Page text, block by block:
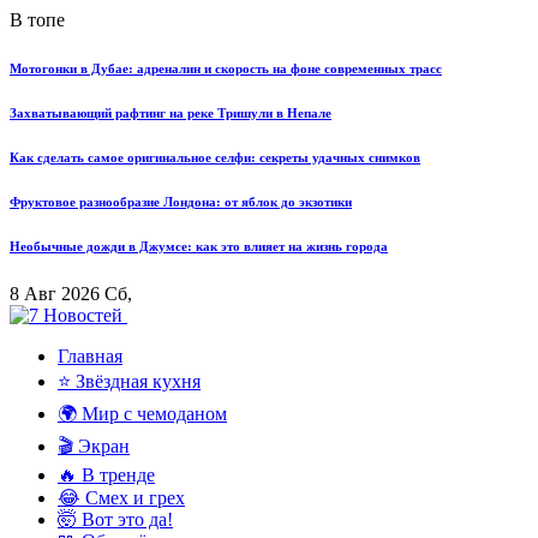
В топе
Мотогонки в Дубае: адреналин и скорость на фоне современных трасс
Захватывающий рафтинг на реке Тришули в Непале
Как сделать самое оригинальное селфи: секреты удачных снимков
Фруктовое разнообразие Лондона: от яблок до экзотики
Необычные дожди в Джумсе: как это влияет на жизнь города
8 Авг 2026 Сб,
Главная
⭐ Звёздная кухня
🌍 Мир с чемоданом
🎬 Экран
🔥 В тренде
😂 Смех и грех
🤯 Вот это да!